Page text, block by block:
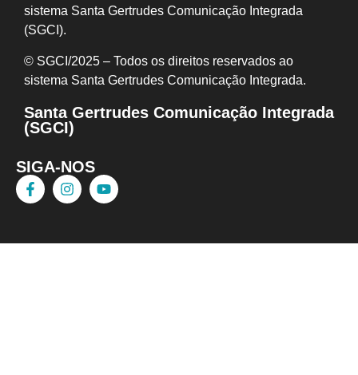
sistema Santa Gertrudes Comunicação Integrada
(SGCI).
© SGCI/2025 – Todos os direitos reservados ao
sistema Santa Gertrudes Comunicação I ntegrada.
Santa Gertrudes Comunicação Integrada
(SGCI)
SIGA-NOS